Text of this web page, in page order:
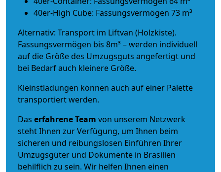
40er-High Cube: Fassungsvermögen 73 m³
Alternativ: Transport im Liftvan (Holzkiste).
Fassungsvermögen bis 8m³ – werden individuell
auf die Größe des Umzugsguts angefertigt und
bei Bedarf auch kleinere Größe.
Kleinstladungen können auch auf einer Palette
transportiert werden.
Das erfahrene Team von unserem Netzwerk
steht Ihnen zur Verfügung, um Ihnen beim
sicheren und reibungslosen Einführen Ihrer
Umzugsgüter und Dokumente in Brasilien
behilflich zu sein. Wir helfen Ihnen einen